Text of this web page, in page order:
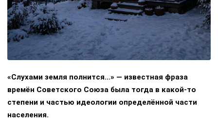
«Слухами земля полнится…» — известная фраза
времён Советского Союза была тогда в какой-то
степени и частью идеологии определённой части
населения.